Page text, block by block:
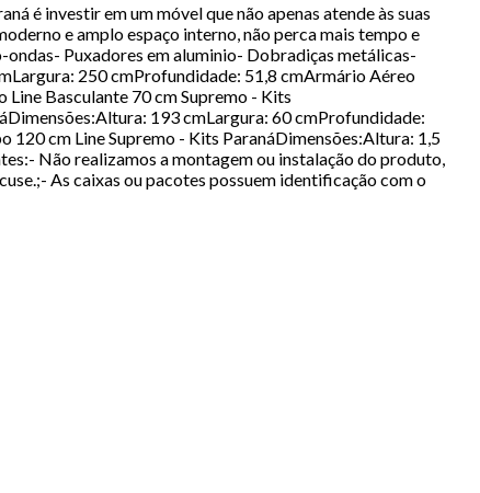
é investir em um móvel que não apenas atende às suas
e amplo espaço interno, não perca mais tempo e
Puxadores em aluminio- Dobradiças metálicas-
250 cmProfundidade: 51,8 cmArmário Aéreo
Basculante 70 cm Supremo - Kits
193 cmLargura: 60 cmProfundidade:
120 cm Line Supremo - Kits ParanáDimensões:Altura: 1,5
Não realizamos a montagem ou instalação do produto,
As caixas ou pacotes possuem identificação com o